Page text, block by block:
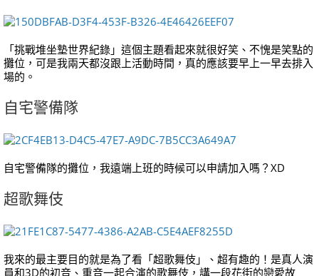
「挑戰堆坐墊世界紀錄」這個主題看起來就很好笑、不愧是笑點的
攤位，可是我兩天都沒跟上活動時間，真的應該要早上一早去排入
場的。
自宅警備隊
自宅警備隊的攤位，我遠端上班的時候可以申請加入嗎？XD
超歌舞伎
我來的最主要目的就是為了看「超歌舞伎」、超有趣的！是真人演
員和3D的初音、重音一起合演的歌舞伎，講一段花街的戀愛故